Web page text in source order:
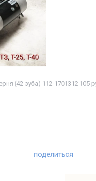
(42 зуба) 112-1701312 105
поделиться